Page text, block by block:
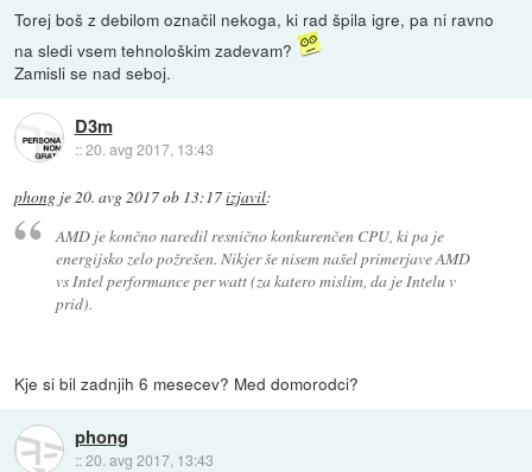
Torej boš z debilom označil nekoga, ki rad špila igre, pa ni ravno
na sledi vsem tehnološkim zadevam?
Zamisli se nad seboj.
D3m
::20. avg 2017, 13:43
phong je20. avg 2017 ob 13:17izjavil:
AMD je končno naredil resnično konkurenčen CPU, ki pa je
energijsko zelo požrešen. Nikjer še nisem našel primerjave AMD
vs Intel performance per watt (za katero mislim, da je Intelu v
prid).
Kje si bil zadnjih 6 mesecev? Med domorodci?
phong
::20. avg 2017, 13:43